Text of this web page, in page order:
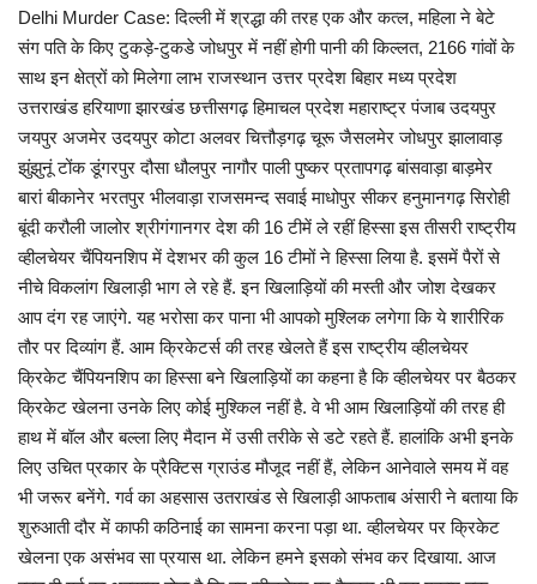
Delhi Murder Case: दिल्ली में श्रद्धा की तरह एक और कत्ल, महिला ने बेटे
संग पति के किए टुकड़े-टुकडे जोधपुर में नहीं होगी पानी की किल्लत, 2166 गांवों के
साथ इन क्षेत्रों को मिलेगा लाभ राजस्थान उत्तर प्रदेश बिहार मध्य प्रदेश
उत्तराखंड हरियाणा झारखंड छत्तीसगढ़ हिमाचल प्रदेश महाराष्ट्र पंजाब उदयपुर
जयपुर अजमेर उदयपुर कोटा अलवर चित्तौड़गढ़ चूरू जैसलमेर जोधपुर झालावाड़
झुंझुनूं टोंक डूंगरपुर दौसा धौलपुर नागौर पाली पुष्कर प्रतापगढ़ बांसवाड़ा बाड़मेर
बारां बीकानेर भरतपुर भीलवाड़ा राजसमन्द‍ सवाई माधोपुर सीकर हनुमानगढ़ सिरोही
बूंदी करौली जालोर श्रीगंगानगर देश की 16 टीमें ले रहीं हिस्सा इस तीसरी राष्ट्रीय
व्हीलचेयर चैंपियनशिप में देशभर की कुल 16 टीमों ने हिस्सा लिया है. इसमें पैरों से
नीचे विकलांग खिलाड़ी भाग ले रहे हैं. इन खिलाड़ियों की मस्ती और जोश देखकर
आप दंग रह जाएंगे. यह भरोसा कर पाना भी आपको मुश्लिक लगेगा कि ये शारीरिक
तौर पर दिव्यांग हैं. आम क्रिकेटर्स की तरह खेलते हैं इस राष्ट्रीय व्हीलचेयर
क्रिकेट चैंपियनशिप का हिस्सा बने खिलाड़ियों का कहना है कि व्हीलचेयर पर बैठकर
क्रिकेट खेलना उनके लिए कोई मुश्किल नहीं है. वे भी आम खिलाड़ियों की तरह ही
हाथ में बॉल और बल्ला लिए मैदान में उसी तरीके से डटे रहते हैं. हालांकि अभी इनके
लिए उचित प्रकार के प्रैक्टिस ग्राउंड मौजूद नहीं हैं, लेकिन आनेवाले समय में वह
भी जरूर बनेंगे. गर्व का अहसास उतराखंड से खिलाड़ी आफताब अंसारी ने बताया कि
शुरुआती दौर में काफी कठिनाई का सामना करना पड़ा था. व्हीलचेयर पर क्रिकेट
खेलना एक असंभव सा प्रयास था. लेकिन हमने इसको संभव कर दिखाया. आज